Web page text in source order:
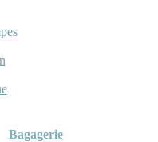
Bagagerie